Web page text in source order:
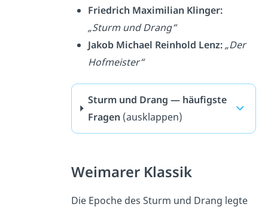
Friedrich Maximilian Klinger:
„Sturm und Drang“
Jakob Michael Reinhold Lenz:„Der
Hofmeister“
Sturm und Drang — häufigste
Fragen (ausklappen)
Weimarer Klassik
Die Epoche des Sturm und Drang legte